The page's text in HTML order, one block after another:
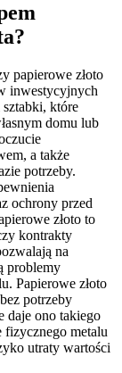
papierowe złoto
inwestycyjnych
sztabki, które
domu lub
a także
potrzeby.
ochrony przed
złoto to
kontrakty
na
problemy
Papierowe złoto
potrzeby
daje ono takiego
fizycznego metalu
utraty wartości